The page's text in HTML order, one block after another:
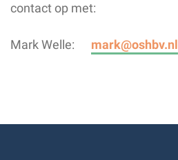
contact op met:
Mark Welle: mark@oshbv.nl